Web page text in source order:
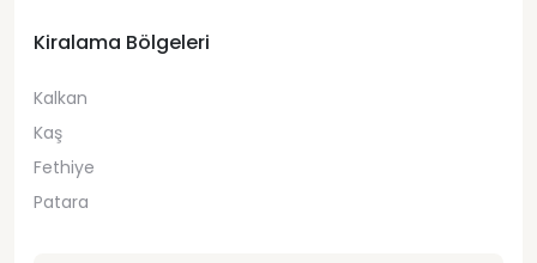
Kiralama Bölgeleri
Kalkan
Kaş
Fethiye
Patara